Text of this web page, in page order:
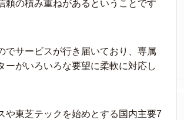
頼の積み重ねがあるということです
でサービスが行き届いており、専属
ーがいろいろな要望に柔軟に対応し
や東芝テックを始めとする国内主要7